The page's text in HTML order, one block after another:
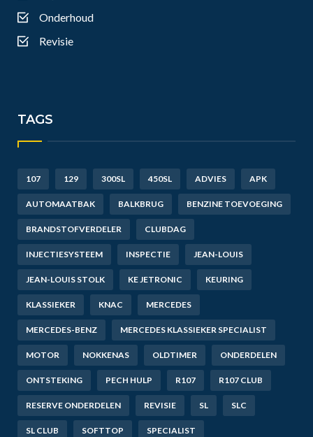
Onderhoud
Revisie
TAGS
107 129 300SL 450SL ADVIES APK
AUTOMAATBAK BALKBRUG BENZINE TOEVOEGING
BRANDSTOFVERDELER CLUBDAG
INJECTIESYSTEEM INSPECTIE JEAN-LOUIS
JEAN-LOUIS STOLK KE JETRONIC KEURING
KLASSIEKER KNAC MERCEDES
MERCEDES-BENZ MERCEDES KLASSIEKER SPECIALIST
MOTOR NOKKENAS OLDTIMER ONDERDELEN
ONTSTEKING PECH HULP R107 R107 CLUB
RESERVE ONDERDELEN REVISIE SL SLC
SL CLUB SOFTTOP SPECIALIST